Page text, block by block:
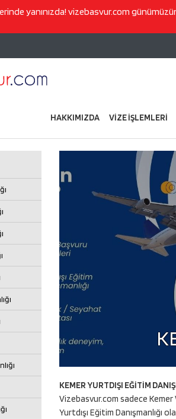
yanınızda! vizebasvur.com
HAKKIMIZDA VİZE İŞLEMLERİ
KEMER YURTDIŞI EĞİTİM
Vizebasvur.com sadece Kemer
Yurtdışı Eğitim Danışmanlığı